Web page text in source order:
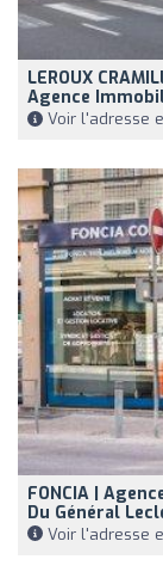
LEROUX
Agence
Voir l'adresse
FONCIA |
Du Général
Voir l'adresse